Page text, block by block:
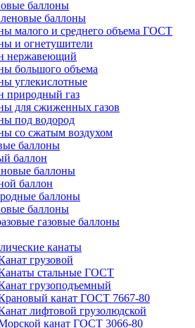
баллоны
баллоны
малого и среднего объема ГОСТ
и огнетушители
нержавеющий
большого объема
углекислотные
природный газ
для сжиженных газов
под водород
со сжатым воздухом
баллоны
баллон
баллоны
баллон
баллоны
баллоны
газовые баллоны
канаты
грузовой
стальные ГОСТ
грузоподъемный
канат ГОСТ 7667-80
лифтовой грузолюдской
канат ГОСТ 3066-80